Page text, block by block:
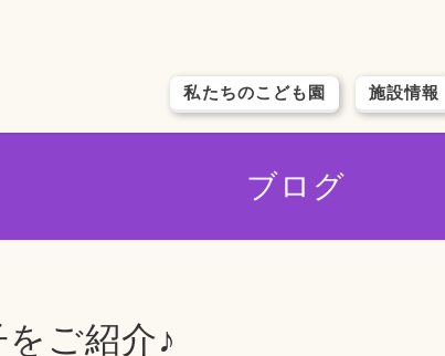
私たちのこども園 施設情報
ブログ
ご紹介♪